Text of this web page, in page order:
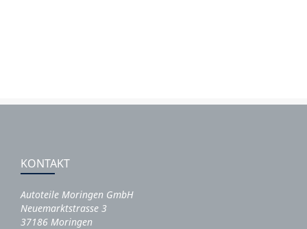
KONTAKT
Autoteile Moringen GmbH
Neuemarktstrasse 3
37186 Moringen